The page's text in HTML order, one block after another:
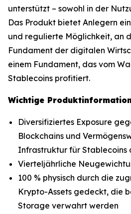
unterstützt – sowohl in der
Das Produkt bietet Anlegern
und regulierte Möglichkeit, an
Fundament der digitalen
einem Fundament, das vom
Stablecoins profitiert.
Wichtige
Diversifiziertes Exposure
Blockchains und
Infrastruktur für Stablecoins
Vierteljährliche
100 % physisch durch die
Krypto-Assets gedeckt, die
Storage verwahrt werden